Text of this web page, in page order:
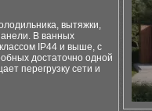
вытяжки,
В ванных
IP44 и выше, с
достаточно одной
перегрузку сети и